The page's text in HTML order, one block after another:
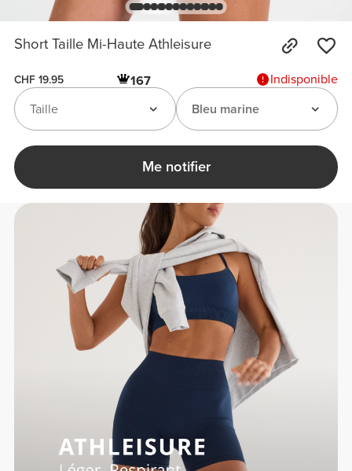
Short Taille Mi-Haute Athleisure
CHF 19.95 167
Indisponible
Bleu marine
Taille
Me notifier